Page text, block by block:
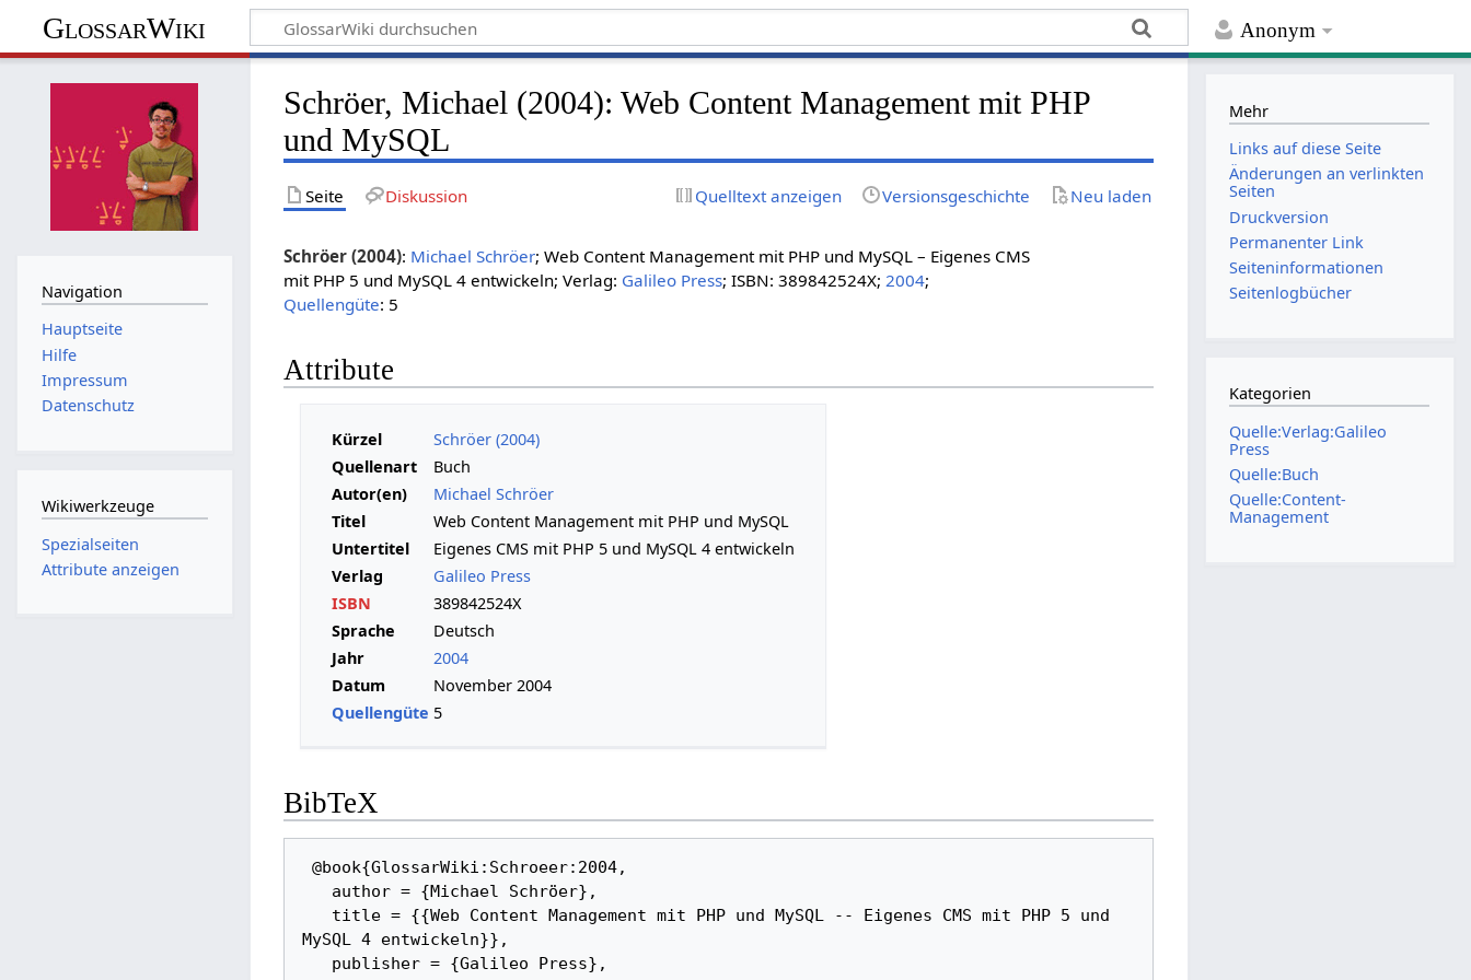
Anonym
GlossarWiki
Schröer, Michael (2004): Web Content Management mit PHP
und MySQL
Seite Diskussion Quelltext anzeigen Versionsgeschichte Neu laden
Schröer (2004): Michael Schröer; Web Content Management mit PHP und MySQL – Eigenes CMS
mit PHP 5 und MySQL 4 entwickeln; Verlag: Galileo Press; ISBN: 389842524X; 2004;
Quellengüte: 5
Attribute
Kürzel
Schröer (2004)
Quellenart
Buch
Autor(en)
Michael Schröer
Titel
Web Content Management mit PHP und MySQL
Untertitel
Eigenes CMS mit PHP 5 und MySQL 4 entwickeln
Verlag
Galileo Press
ISBN
389842524X
Sprache
Deutsch
Jahr
2004
Datum
November 2004
Quellengüte 5
BibTeX
MySQL 4 entwickeln}},
Navigation
Hauptseite
Hilfe
Impressum
Datenschutz
Wikiwerkzeuge
Spezialseiten
Attribute anzeigen
Mehr
Links auf diese Seite
Änderungen an verlinkten
Seiten
Druckversion
Permanenter Link
Seiten­­informationen
Seitenlogbücher
Kategorien
Quelle:Verlag:Galileo
Press
Quelle:Buch
Quelle:Content-
Management